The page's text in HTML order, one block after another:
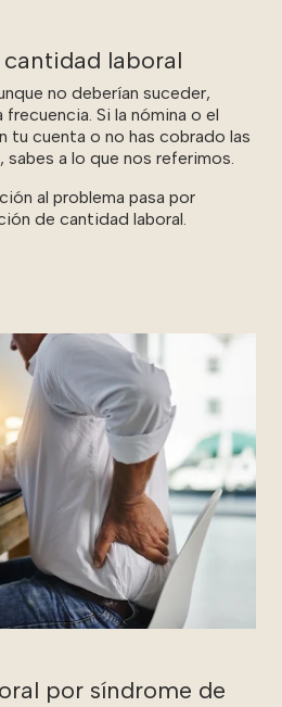
laboral
no deberían suceder,
Si la nómina o el
tu cuenta o no has cobrado las
a lo que nos referimos.
al problema pasa por
de cantidad laboral.
por síndrome de